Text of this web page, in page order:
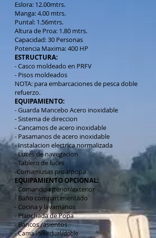
Eslora: 12.00mtrs.
Manga: 4.00 mtrs.
Puntal: 1.56mtrs.
Altura de Proa: 1.80 mtrs.
Capacidad: 30 Personas
Potencia Maxima: 400 HP
ESTRUCTURA:
- Casco moldeado en PRFV
- Pisos moldeados
NOTA: para embarcaciones de pesca doble
refuerzo.
EQUIPAMIENTO:
- Guarda Mancebo Acero inoxidable
- Sistema de direccion
- Cancamos de acero inoxidable
- Pasamanos de acero inoxidable
- Instalacion electrica normalizada
- Luces de navegacion
- Tablero de luces
-Cornamusas proa/popa
EQUIPAMIENTO OPCIONAL:
- Comando interior/exterior
- Baño compartimentado
- Cocina y lavamanos
- Planchada de Popa
- Bancos /asientos
- Cama individual/doble